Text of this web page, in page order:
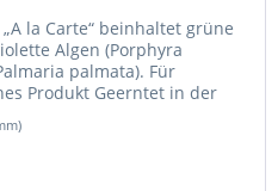
la Carte“ beinhaltet grüne
Algen (Porphyra
palmata). Für
Produkt Geerntet in der